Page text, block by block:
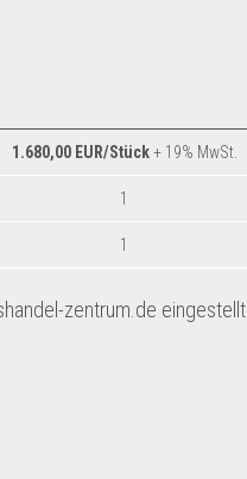
1.680,00 EUR/Stück+ 19% MwSt.
1
1
zentrum.de eingestellt.